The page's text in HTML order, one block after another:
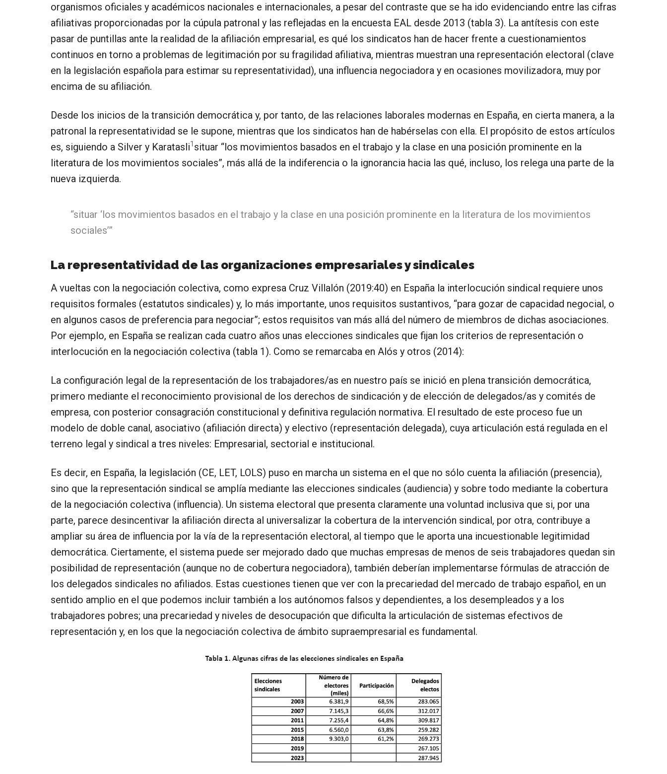
organismos oficiales y académicos nacionales e internacionales, a pesar del contraste que se ha ido evidenciando entre las cifras
afiliativas proporcionadas por la cúpula patronal y las reflejadas en la encuesta EAL desde 2013 (tabla 3). La antítesis con este
pasar de puntillas ante la realidad de la afiliación empresarial, es qué los sindicatos han de hacer frente a cuestionamientos
continuos en torno a problemas de legitimación por su fragilidad afiliativa, mientras muestran una representación electoral (clave
en la legislación española para estimar su representatividad), una influencia negociadora y en ocasiones movilizadora, muy por
encima de su afiliación.
Desde los inicios de la transición democrática y, por tanto, de las relaciones laborales modernas en España, en cierta manera, a la
patronal la representatividad se le supone, mientras que los sindicatos han de habérselas con ella. El propósito de estos artículos
es, siguiendo a Silver y Karatasli1 situar “los movimientos basados en el trabajo y la clase en una posición prominente en la
literatura de los movimientos sociales”, más allá de la indiferencia o la ignorancia hacia las qué, incluso, los relega una parte de la
nueva izquierda.
“situar ‘los movimientos basados en el trabajo y la clase en una posición prominente en la literatura de los movimientos
sociales’”
La representatividad de las organizaciones empresariales y sindicales
A vueltas con la negociación colectiva, como expresa Cruz Villalón (2019:40) en España la interlocución sindical requiere unos
requisitos formales (estatutos sindicales) y, lo más importante, unos requisitos sustantivos, “para gozar de capacidad negocial, o
en algunos casos de preferencia para negociar”; estos requisitos van más allá del número de miembros de dichas asociaciones.
Por ejemplo, en España se realizan cada cuatro años unas elecciones sindicales que fijan los criterios de representación o
interlocución en la negociación colectiva (tabla 1). Como se remarcaba en Alós y otros (2014):
La configuración legal de la representación de los trabajadores/as en nuestro país se inició en plena transición democrática,
primero mediante el reconocimiento provisional de los derechos de sindicación y de elección de delegados/as y comités de
empresa, con posterior consagración constitucional y definitiva regulación normativa. El resultado de este proceso fue un
modelo de doble canal, asociativo (afiliación directa) y electivo (representación delegada), cuya articulación está regulada en el
terreno legal y sindical a tres niveles: Empresarial, sectorial e institucional.
Es decir, en España, la legislación (CE, LET, LOLS) puso en marcha un sistema en el que no sólo cuenta la afiliación (presencia),
sino que la representación sindical se amplía mediante las elecciones sindicales (audiencia) y sobre todo mediante la cobertura
de la negociación colectiva (influencia). Un sistema electoral que presenta claramente una voluntad inclusiva que si, por una
parte, parece desincentivar la afiliación directa al universalizar la cobertura de la intervención sindical, por otra, contribuye a
ampliar su área de influencia por la vía de la representación electoral, al tiempo que le aporta una incuestionable legitimidad
democrática. Ciertamente, el sistema puede ser mejorado dado que muchas empresas de menos de seis trabajadores quedan sin
posibilidad de representación (aunque no de cobertura negociadora), también deberían implementarse fórmulas de atracción de
los delegados sindicales no afiliados. Estas cuestiones tienen que ver con la precariedad del mercado de trabajo español, en un
sentido amplio en el que podemos incluir también a los autónomos falsos y dependientes, a los desempleados y a los
trabajadores pobres; una precariedad y niveles de desocupación que dificulta la articulación de sistemas efectivos de
representación y, en los que la negociación colectiva de ámbito supraempresarial es fundamental.